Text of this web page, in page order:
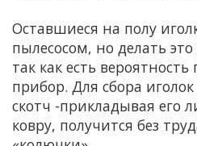
Оставшиеся на полу
пылесосом, но делать
так как есть
прибор. Для сбора
скотч -прикладывая его
ковру, получится без